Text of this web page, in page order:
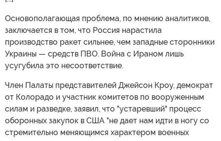
Основополагающая проблема, по мнению аналитиков,
заключается в том, что Россия нарастила
производство ракет сильнее, чем западные сторонники
Украины — средств ПВО. Война с Ираном лишь
усугубила это несоответствие.
Член Палаты представителей Джейсон Кроу, демократ
от Колорадо и участник комитетов по вооруженным
силам и разведке, заявил, что "устаревший" процесс
оборонных закупок в США "не дает нам идти в ногу со
стремительно меняющимся характером военных